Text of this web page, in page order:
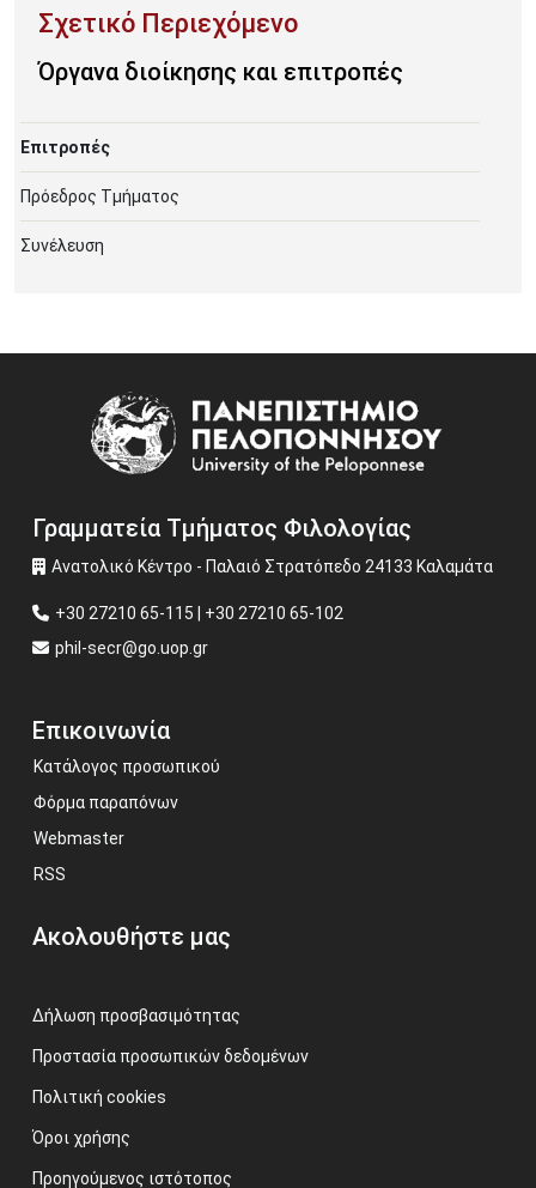
Όργανα διοίκησης και επιτροπές
Επιτροπές
Πρόεδρος Τμήματος
Συνέλευση
Γραμματεία Τμήματος Φιλολογίας
Ανατολικό Κέντρο - Παλαιό Στρατόπεδο 24133 Καλαμάτα
+30 27210 65-115 | +30 27210 65-102
phil-secr@go.uop.gr
Επικοινωνία
Κατάλογος προσωπικού
Φόρμα παραπόνων
Webmaster
RSS
Ακολουθήστε μας
Δήλωση προσβασιμότητας
Προστασία προσωπικών δεδομένων
Πολιτική cookies
Όροι χρήσης
Προηγούμενος ιστότοπος